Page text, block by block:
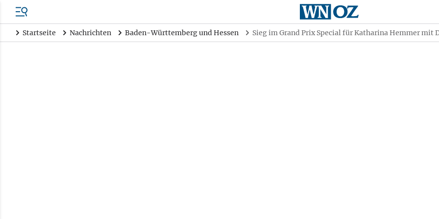
Startseite Nachrichten Baden-Württemberg und Hessen Sieg im Grand Prix Special für Katharina Hemmer mit